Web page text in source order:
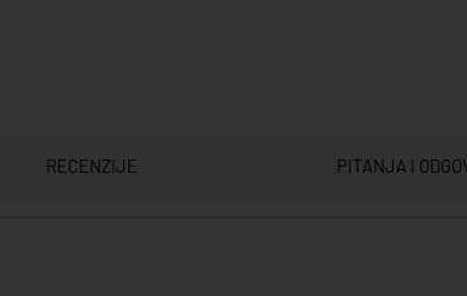
RECENZIJE PITANJA I